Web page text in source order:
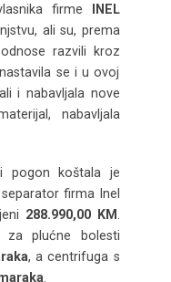
firme INEL
ali su, prema
razvili kroz
se i u ovoj
i nabavljala nove
nabavljala
pogon koštala je
firma Inel
288.990,00 KM
za plućne bolesti
, a centrifuga s